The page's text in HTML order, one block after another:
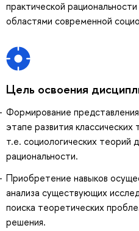
практической
областями современной
Цель освоения
Формирование
этапе развития
т.е. социологических теорий
рациональности.
Приобретение навыков
анализа существующих
поиска теоретических
решения.